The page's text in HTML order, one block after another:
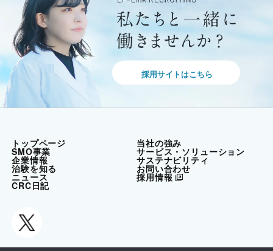
ジ
送
り
採用サイトはこちら
トップページ 当社の強み
SMO事業 サービス・ソリューション
企業情報 サステナビリティ
治験を知る お問い合わせ
ニュース 採用情報
CRC日記